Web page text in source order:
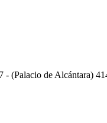
(Palacio de Alcántara)